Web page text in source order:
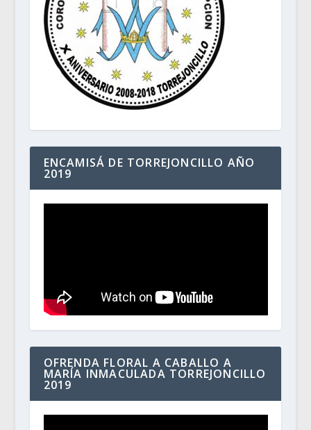
ENCAMISÁ DE TORREJONCILLO AÑO
2019
OFRENDA FLORAL A CABALLO A
MARÍA INMACULADA TORREJONCILLO
2019